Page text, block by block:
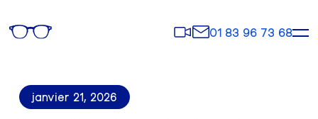
Rendez-
vous
Contact
01 83 96 73 68
janvier 21, 2026